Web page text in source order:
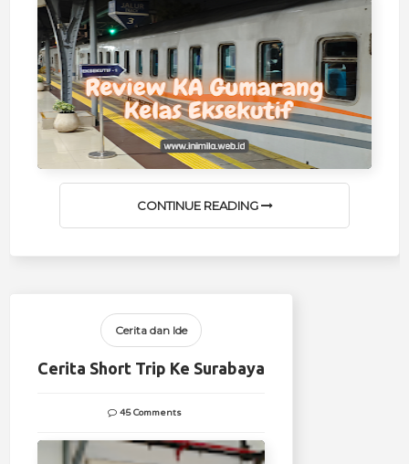
CONTINUE READING
Cerita dan Ide
Cerita Short Trip Ke Surabaya
45 Comments